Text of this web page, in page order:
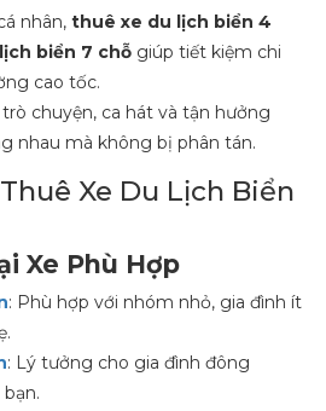
nhân, thuê xe du lịch biển 4
biển 7 chỗ giúp tiết kiệm chi
cao tốc.
chuyện, ca hát và tận hưởng
nhau mà không bị phân tán.
Xe Du Lịch Biển
Xe Phù Hợp
: Phù hợp với nhóm nhỏ, gia đình ít
: Lý tưởng cho gia đình đông